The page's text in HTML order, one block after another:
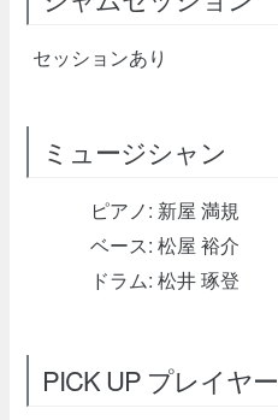
セッションあり
ミュージシャン
ピアノ: 新屋 満規
ベース: 松屋 裕介
ドラム: 松井 琢登
PICK UP プレイヤー